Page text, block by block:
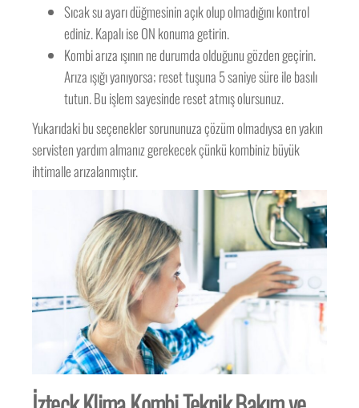
Sıcak su ayarı düğmesinin açık olup olmadığını kontrol
ediniz. Kapalı ise ON konuma getirin.
Kombi arıza ışının ne durumda olduğunu gözden geçirin.
Arıza ışığı yanıyorsa; reset tuşuna 5 saniye süre ile basılı
tutun. Bu işlem sayesinde reset atmış olursunuz.
Yukarıdaki bu seçenekler sorununuza çözüm olmadıysa en yakın
servisten yardım almanız gerekecek çünkü kombiniz büyük
ihtimalle arızalanmıştır.